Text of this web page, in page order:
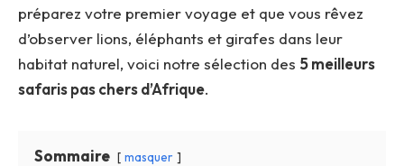
préparez votre premier voyage et que vous rêvez
d’observer lions, éléphants et girafes dans leur
habitat naturel, voici notre sélection des 5 meilleurs
safaris pas chers d’Afrique.
Sommaire masquer